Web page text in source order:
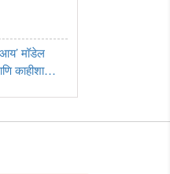
मॉडेल
काहीशा